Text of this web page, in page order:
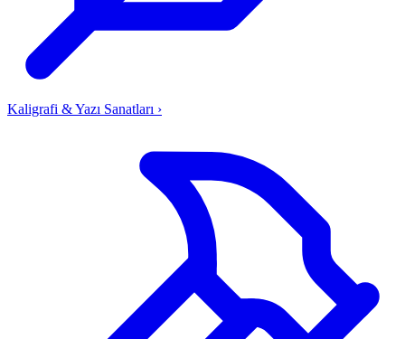
Kaligrafi & Yazı Sanatları ›